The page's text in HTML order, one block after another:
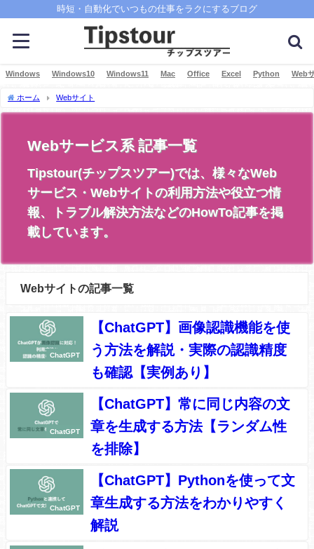
時短・自動化でいつもの仕事をラクにするブログ
Windows Windows10 Windows11 Mac Office Excel Python Web
ホーム Webサイト
Webサービス系 記事一覧
Tipstour(チップスツアー)では、様々なWeb
サービス・Webサイトの利用方法や役立つ情
報、トラブル解決方法などのHowTo記事を掲
載しています。
Webサイトの記事一覧
ChatGPT
【ChatGPT】画像認識機能を使
う方法を解説・実際の認識精度
も確認【実例あり】
ChatGPT
【ChatGPT】常に同じ内容の文
章を生成する方法【ランダム性
を排除】
ChatGPT
【ChatGPT】Pythonを使って文
章生成する方法をわかりやすく
解説